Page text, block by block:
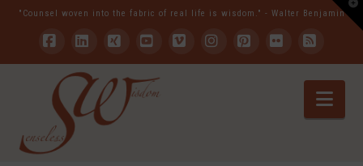
"Counsel woven into the fabric of real life is wisdom." - Walter Benjamin
FacebookLinkedIn
XING YouTubeVimeoInstagramPinterest
FlickrRSS